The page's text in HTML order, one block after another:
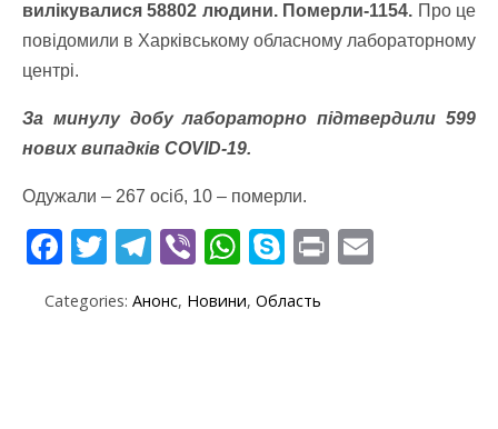
вилікувалися 58802 людини. Померли-1154. Про це
повідомили в Харківському обласному лабораторному
центрі.
За минулу добу лабораторно підтвердили 599
нових випадків COVID-19.
Одужали – 267 осіб, 10 – померли.
F
e
T
itt
T
e
Vi
er
W
at
S
y
Pr
Categories: Анонс, Новини, Область